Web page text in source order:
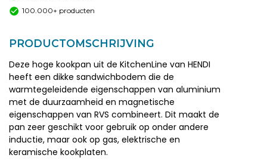
100.000+ producten
PRODUCTOMSCHRIJVING
Deze hoge kookpan uit de KitchenLine van HENDI
heeft een dikke sandwichbodem die de
warmtegeleidende eigenschappen van aluminium
met de duurzaamheid en magnetische
eigenschappen van RVS combineert. Dit maakt de
pan zeer geschikt voor gebruik op onder andere
inductie, maar ook op gas, elektrische en
keramische kookplaten.